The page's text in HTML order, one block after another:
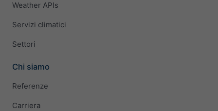
Weather APIs
Servizi climatici
Settori
Chi siamo
Referenze
Carriera